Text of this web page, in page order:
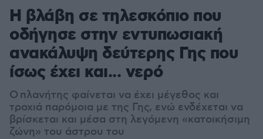
Η βλάβη σε τηλεσκόπιο που
οδήγησε στην εντυπωσιακή
ανακάλυψη δεύτερης Γης που
ίσως έχει και... νερό
Ο πλανήτης φαίνεται να έχει μέγεθος και
τροχιά παρόμοια με της Γης, ενώ ενδέχεται να
βρίσκεται και μέσα στη λεγόμενη «κατοικήσιμη
ζώνη» του άστρου του